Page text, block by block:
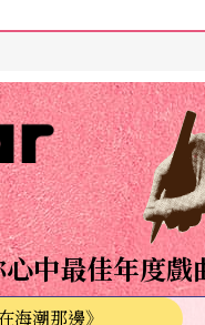
——菲利普
（Minimalism）音樂
用而來，它的中譯至
」、「低限」、「簡
，指的都是那種將音
限定的和聲中，不斷
構成的音樂。雖然這
中最佳年度戲
海潮那邊》